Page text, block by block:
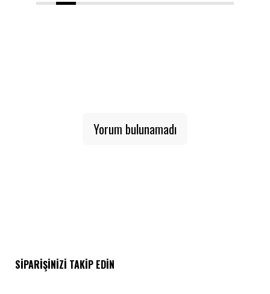
1 2 3 4 5 6 7 8 9 10
Yorum bulunamadı
SIPARIŞINIZI TAKIP EDIN